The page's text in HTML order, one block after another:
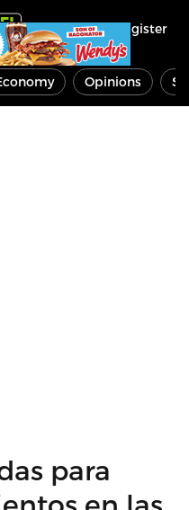
Register
Opinions
para